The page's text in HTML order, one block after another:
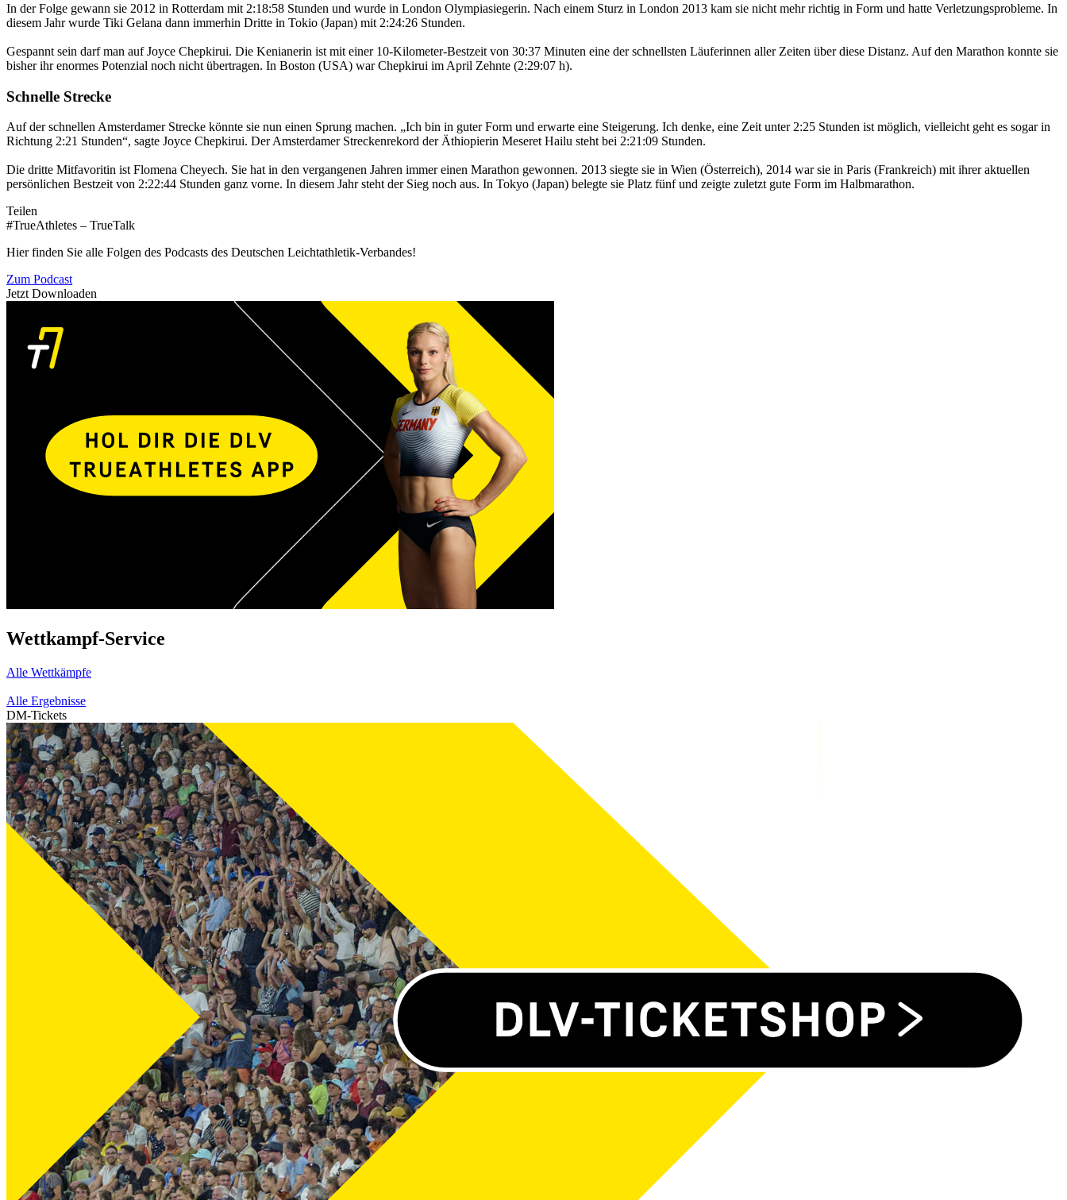
In der Folge gewann sie 2012 in Rotterdam mit 2:18:58 Stunden und wurde in London Olympiasiegerin. Nach einem Sturz in London 2013 kam sie nicht mehr richtig in Form und hatte Verletzungsprobleme. In
diesem Jahr wurde Tiki Gelana dann immerhin Dritte in Tokio (Japan) mit 2:24:26 Stunden.
Gespannt sein darf man auf Joyce Chepkirui. Die Kenianerin ist mit einer 10-Kilometer-Bestzeit von 30:37 Minuten eine der schnellsten Läuferinnen aller Zeiten über diese Distanz. Auf den Marathon konnte sie
bisher ihr enormes Potenzial noch nicht übertragen. In Boston (USA) war Chepkirui im April Zehnte (2:29:07 h).
Schnelle Strecke
Auf der schnellen Amsterdamer Strecke könnte sie nun einen Sprung machen. „Ich bin in guter Form und erwarte eine Steigerung. Ich denke, eine Zeit unter 2:25 Stunden ist möglich, vielleicht geht es sogar in
Richtung 2:21 Stunden“, sagte Joyce Chepkirui. Der Amsterdamer Streckenrekord der Äthiopierin Meseret Hailu steht bei 2:21:09 Stunden.
Die dritte Mitfavoritin ist Flomena Cheyech. Sie hat in den vergangenen Jahren immer einen Marathon gewonnen. 2013 siegte sie in Wien (Österreich), 2014 war sie in Paris (Frankreich) mit ihrer aktuellen
persönlichen Bestzeit von 2:22:44 Stunden ganz vorne. In diesem Jahr steht der Sieg noch aus. In Tokyo (Japan) belegte sie Platz fünf und zeigte zuletzt gute Form im Halbmarathon.
Teilen
#TrueAthletes – TrueTalk
Hier finden Sie alle Folgen des Podcasts des Deutschen Leichtathletik-Verbandes!
Zum Podcast
Jetzt Downloaden
Wettkampf-Service
Alle Wettkämpfe
Alle Ergebnisse
DM-Tickets